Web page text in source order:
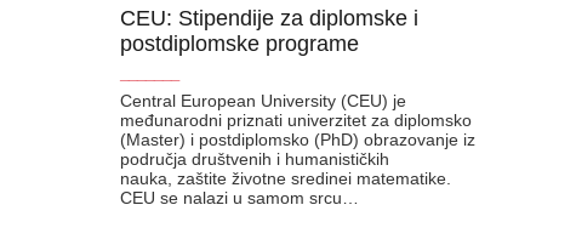
CEU: Stipendije za diplomske i
postdiplomske programe
Central European University (CEU) je
međunarodni priznati univerzitet za diplomsko
(Master) i postdiplomsko (PhD) obrazovanje iz
područja društvenih i humanističkih
nauka, zaštite životne sredinei matematike.
CEU se nalazi u samom srcu…